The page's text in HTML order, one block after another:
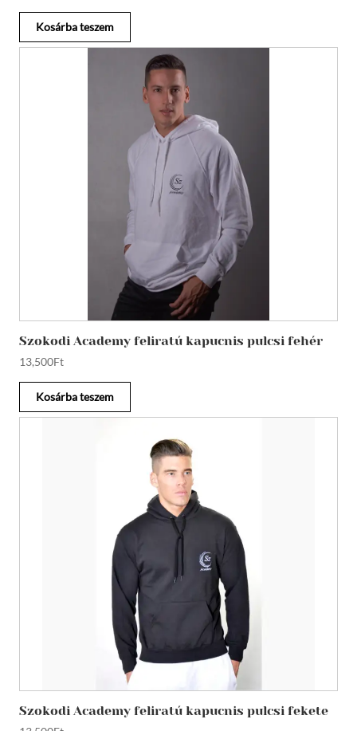
Kosárba teszem
Szokodi Academy feliratú kapucnis pulcsi fehér
13,500Ft
Kosárba teszem
Szokodi Academy feliratú kapucnis pulcsi fekete